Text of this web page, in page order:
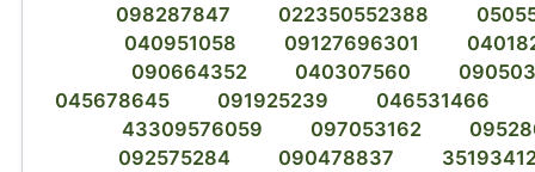
098287847
022350552388
040951058
09127696301
090664352
040307560
045678645
091925239
046531466
43309576059
097053162
092575284
090478837